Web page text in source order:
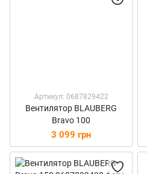
Артикул: 0687829422
Вентилятор BLAUBERG
Bravo 100
3 099 грн